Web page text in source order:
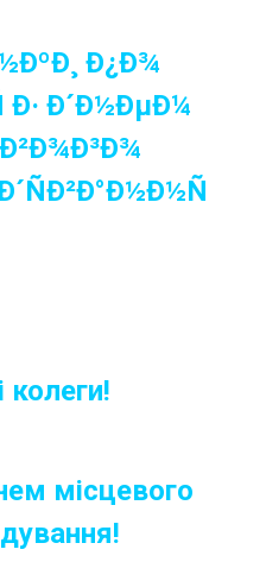
колеги!
місцевого